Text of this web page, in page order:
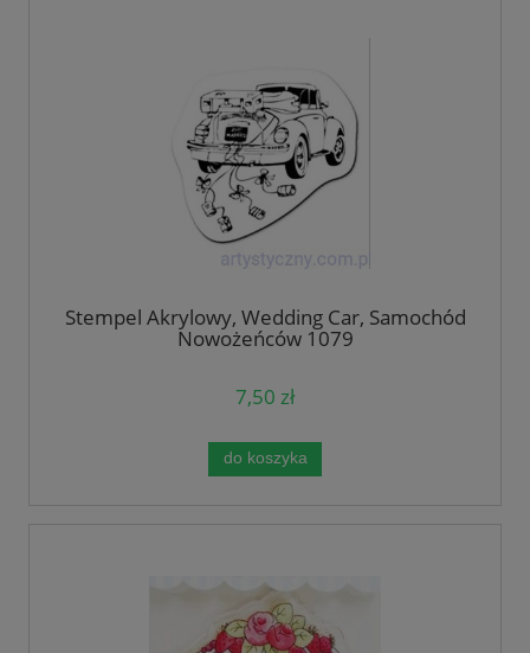
Stempel Akrylowy, Wedding Car, Samochód
Nowożeńców 1079
7,50 zł
do koszyka